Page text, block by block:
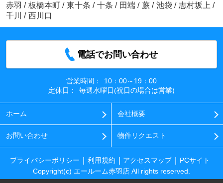
赤羽 / 板橋本町 / 東十条 / 十条 / 田端 / 蕨 / 池袋 / 志村坂上 /
千川
/ 西川口
電話でお問い合わせ
営業時間：
10：00～19：00
定休日：
毎週水曜日(祝日の場合は営業)
ホーム 会社概要
お問い合わせ 物件リクエスト
プライバシーポリシー 利用規約 アクセスマップ
PCサイト
Copyright(c) エールーム赤羽店 All rights reserved.